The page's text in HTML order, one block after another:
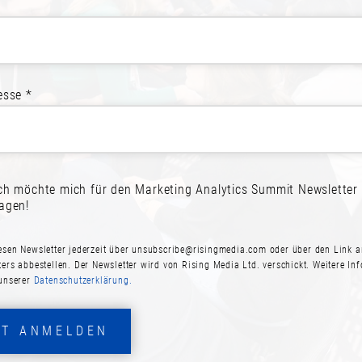
richtigen Balance zwischen Perfektionismus und
ZUR
*
möchte mich für den Marketing Analytics Summit Newsletter
Newsletter jederzeit überunsubscribe@risingmedia.com oder über den Link
abbestellen. Der Newsletter wird von Rising Media Ltd. verschickt. Weitere
Datenschutzerklärung.
ANMELDEN